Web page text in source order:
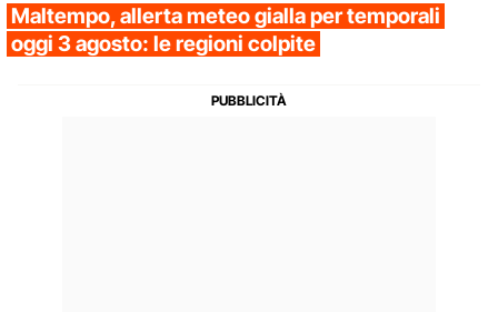
Maltempo, allerta meteo gialla per temporali
oggi 3 agosto: le regioni colpite